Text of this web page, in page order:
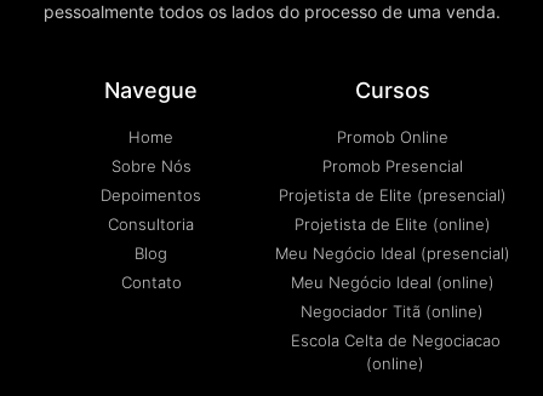
pessoalmente todos os lados do processo de uma venda.
Navegue
Home
Sobre Nós
Depoimentos
Consultoria
Blog
Contato
Cursos
Promob Online
Promob Presencial
Projetista de Elite (presencial)
Projetista de Elite (online)
Meu Negócio Ideal (presencial)
Meu Negócio Ideal (online)
Negociador Titã (online)
Escola Celta de Negociacao
(online)